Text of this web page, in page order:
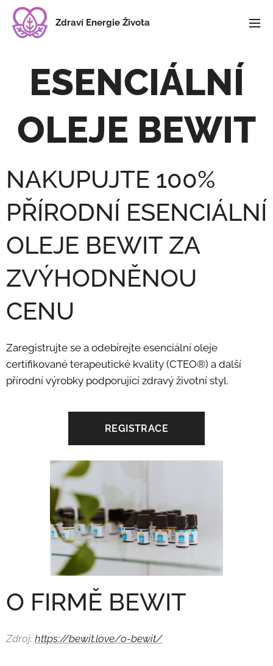
Zdraví Energie Života
ESENCIÁLNÍ
OLEJE BEWIT
NAKUPUJTE 100%
PŘÍRODNÍ ESENCIÁLNÍ
OLEJE BEWIT ZA
ZVÝHODNĚNOU
CENU
Zaregistrujte se a odebírejte esenciální oleje
certifikované terapeutické kvality (CTEO®) a další
přírodní výrobky podporující zdravý životní styl.
REGISTRACE
O FIRMĚ BEWIT
Zdroj: https://bewit.love/o-bewit/